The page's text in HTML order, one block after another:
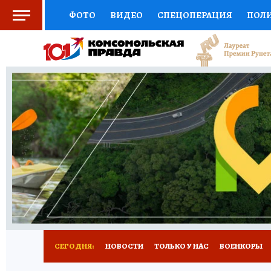
ФОТО ВИДЕО СПЕЦОПЕРАЦИЯ
СОЦПОДДЕРЖКА НАУКА СПЕЦПРОЕКТЫ
НАЦИОНАЛЬНЫЕ ПРОЕКТЫ РОССИИ
ЖЕНСКИЕ СЕКРЕТЫ ПУТЕВОДИТЕЛЬ
ДЕФИЦИТ ЖЕЛЕЗА ПРЕСС-ЦЕНТР
РЕКЛАМА ТЕСТЫ НОВОЕ НА САЙТЕ
СЕГОДНЯ: НОВОСТИ ТОЛЬКО У НАС ВОЕНКОРЫ